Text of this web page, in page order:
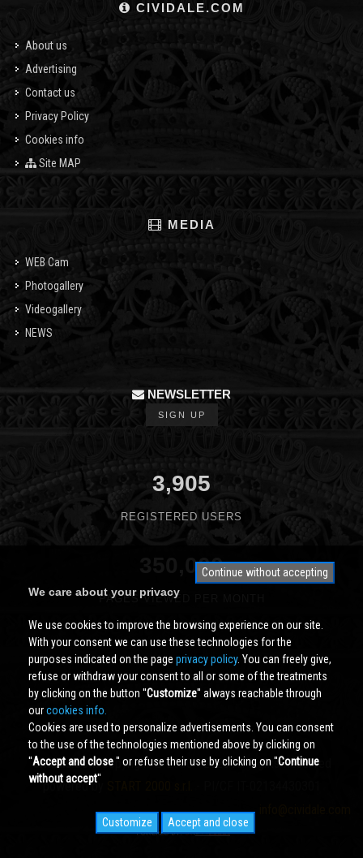
CIVIDALE.COM
About us
Advertising
Contact us
Privacy Policy
Cookies info
Site MAP
MEDIA
WEB Cam
Photogallery
Videogallery
NEWS
NEWSLETTER
SIGN UP
3,905
REGISTERED USERS
350,000
PAGES VIEWED PER MONTH
Cividale.COMCopyright © 2000 - 2026 All Rights Reserved
powered by
Continue without accepting
We care about your privacy
We use cookies to improve the browsing experience on our site.
With your consent we can use these technologies for the
purposes indicated on the page privacy policy. You can freely give,
refuse or withdraw your consent to all or some of the treatments
by clicking on the button ''Customize'' always reachable through
ourcookies info.
Cookies are used to personalize advertisements. You can consent
to the use of the technologies mentioned above by clicking on
''Accept and close'' or refuse their use by clicking on ''Continue
without accept''
Customize Accept and close